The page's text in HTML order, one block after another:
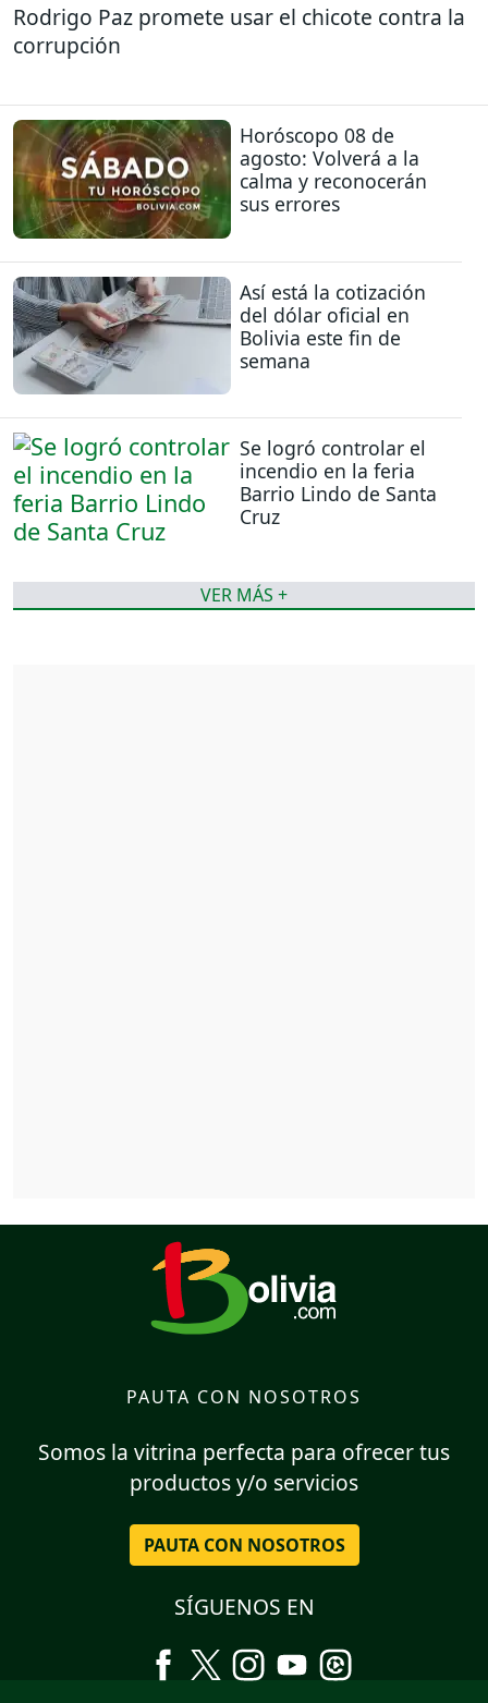
Rodrigo Paz promete usar el chicote contra la
corrupción
Horóscopo 08 de
agosto: Volverá a la
calma y reconocerán
sus errores
Así está la cotización
del dólar oficial en
Bolivia este fin de
semana
Se logró controlar el
incendio en la feria
Barrio Lindo de Santa
Cruz
VER MÁS +
PAUTA CON NOSOTROS
Somos la vitrina perfecta para ofrecer tus
productos y/o servicios
PAUTA CON NOSOTROS
SÍGUENOS EN